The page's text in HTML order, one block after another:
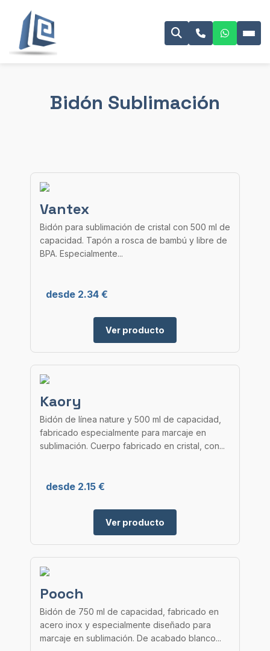
Bidón Sublimación
Vantex
Bidón para sublimación de cristal con 500 ml de
capacidad. Tapón a rosca de bambú y libre de
BPA. Especialmente...
desde 2.34 €
Ver producto
Kaory
Bidón de línea nature y 500 ml de capacidad,
fabricado especialmente para marcaje en
sublimación. Cuerpo fabricado en cristal, con...
desde 2.15 €
Ver producto
Pooch
Bidón de 750 ml de capacidad, fabricado en
acero inox y especialmente diseñado para
marcaje en sublimación. De acabado blanco...